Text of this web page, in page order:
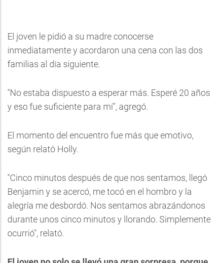
El joven le pidió a su madre conocerse
inmediatamente y acordaron una cena con las dos
familias al día siguiente.
"No estaba dispuesto a esperar más. Esperé 20 años
y eso fue suficiente para mí", agregó.
El momento del encuentro fue más que emotivo,
según relató Holly.
"Cinco minutos después de que nos sentamos, llegó
Benjamin y se acercó, me tocó en el hombro y la
alegría me desbordó. Nos sentamos abrazándonos
durante unos cinco minutos y llorando. Simplemente
ocurrió", relató.